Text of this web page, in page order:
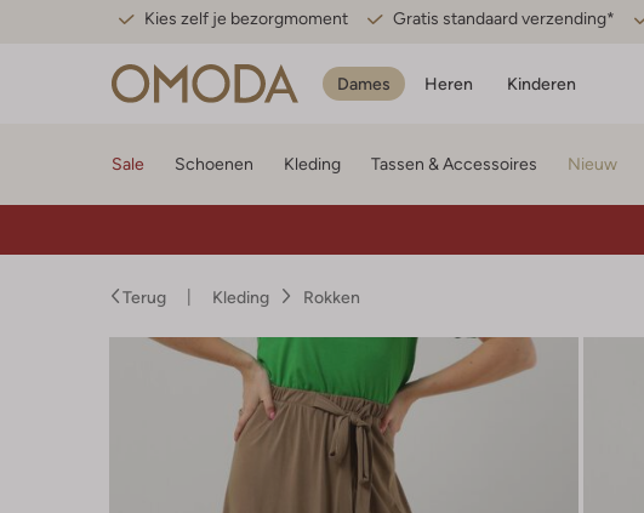
Kies zelf je bezorgmoment Gratis standaard verzending*
Dames Heren Kinderen
Sale Schoenen Kleding Tassen & Accessoires Nieuw
Terug Kleding Rokken